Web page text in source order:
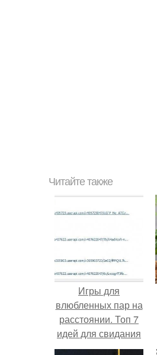
Читайте также
Игры для
влюбленных пар на
расстоянии. Топ 7
идей для свидания
на расстоянии